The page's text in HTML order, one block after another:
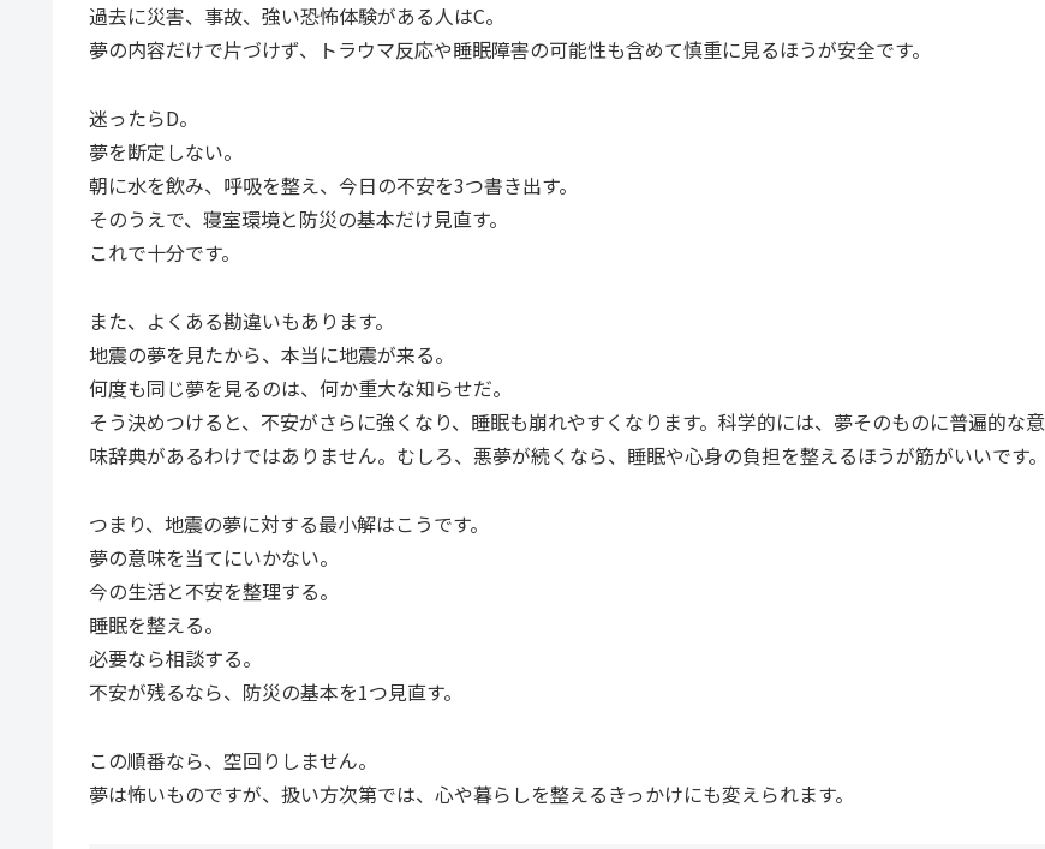
過去に災害、事故、強い恐怖体験がある人はC。
夢の内容だけで片づけず、トラウマ反応や睡眠障害の可能性も含めて慎重に見るほうが安全です。
迷ったらD。
夢を断定しない。
朝に水を飲み、呼吸を整え、今日の不安を3つ書き出す。
そのうえで、寝室環境と防災の基本だけ見直す。
これで十分です。
また、よくある勘違いもあります。
地震の夢を見たから、本当に地震が来る。
何度も同じ夢を見るのは、何か重大な知らせだ。
そう決めつけると、不安がさらに強くなり、睡眠も崩れやすくなります。科学的には、夢そのものに普遍的な意
味辞典があるわけではありません。むしろ、悪夢が続くなら、睡眠や心身の負担を整えるほうが筋がいいです。
つまり、地震の夢に対する最小解はこうです。
夢の意味を当てにいかない。
今の生活と不安を整理する。
睡眠を整える。
必要なら相談する。
不安が残るなら、防災の基本を1つ見直す。
この順番なら、空回りしません。
夢は怖いものですが、扱い方次第では、心や暮らしを整えるきっかけにも変えられます。